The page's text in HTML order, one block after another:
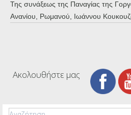
Της συνάξεως της Παναγίας της
Ανανίου, Ρωμανού, Ιωάννου
Ακολουθήστε μας